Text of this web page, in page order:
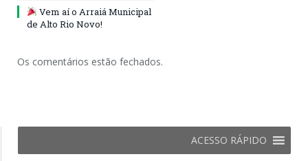
Vem aí o Arraiá Municipal
de Alto Rio Novo!
Os comentários estão fechados.
ACESSO RÁPIDO